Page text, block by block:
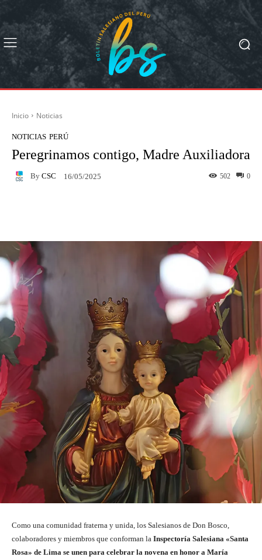
Inicio Noticias
NOTICIAS PERÚ
Peregrinamos contigo, Madre Auxiliadora
By CSC 16/05/2025 0
502
Como una comunidad fraterna y unida, los Salesianos de Don Bosco,
colaboradores y miembros que conforman la Inspectoría Salesiana «Santa
Rosa» de Lima se unen para celebrar la novena en honor a María